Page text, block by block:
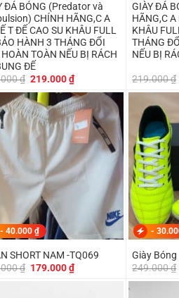
ĐÁ BÓNG (Predator và
CHÍNH HÃNG,C A
T ĐẾ CAO SU KHÂU FULL
HÀNH 3 THÁNG ĐỔI
TOÀN NẾU BỊ RÁCH
ĐẾ
₫ Giá
là:
239.000 ₫.
219.000₫Giá
hiện
tại
là:
219.000 ₫.
GIÀY ĐÁ
HÃNG,C A
KHÂU
THÁNG
NẾU BỊ
219.000₫
- 40.000 ₫
SHORT NAM -TQ069
₫ Giá
179.000₫Giá
hiện
-
Giày
249.000₫